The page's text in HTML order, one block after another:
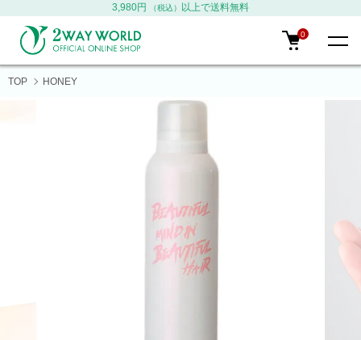
3,980円 （税込） 以上で送料無料
0
TOP HONEY